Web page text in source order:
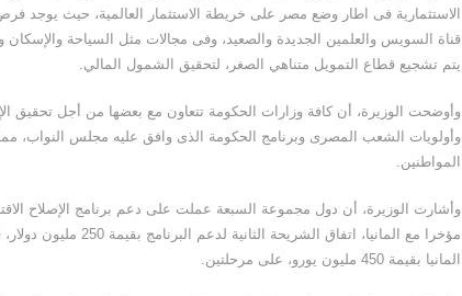
الاستثمارية فى اطار وضع مصر على خريطة الاستثمار العالمية، حيث يوجد
قناة السويس والعلمين الجديدة والصعيد، وفى مجالات مثل السياحة والإسكان
يتم تشجيع قطاع التمويل متناهي الصغر، لتحقيق الشمول المالي.
وأوضحت الوزيرة، أن كافة وزارات الحكومة تتعاون مع بعضها من أجل تحقيق
وأولويات الشعب المصرى وبرنامج الحكومة الذى وافق عليه مجلس
المواطنين.
وأشارت الوزيرة، أن دول مجموعة السبعة عملت على دعم برنامج الإصلاح
مؤخرا مع المانيا، اتفاق
المانيا بقيمة 450 مليون يورو، على مرحلتين.